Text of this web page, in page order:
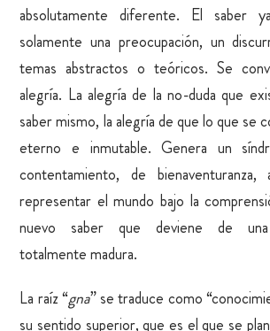
absolutamente diferente. El saber
solamente una preocupación, un
temas abstractos o teóricos. Se
alegría. La alegría de la no-duda que
saber mismo, la alegría de que lo que se
eterno e inmutable. Genera un
contentamiento, de
representar el mundo bajo la
nuevo saber que deviene de
totalmente madura.
La raíz “gna” se traduce como
su sentido superior, que es el que se